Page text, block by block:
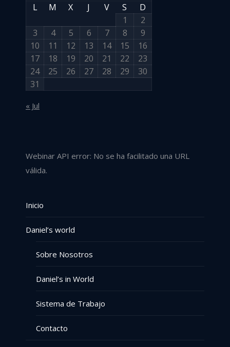
L
M X J V S
D
1
2
3
4 5 6 7 8
9
10
11 12 13 14 15
16
17
18 19 20 21 22
23
24
25 26 27 28 29
30
31
« Jul
Webinar API error: No se ha facilitado una URL
válida.
Inicio
Daniel’s world
Sobre Nosotros
Daniel’s in World
Sistema de Trabajo
Contacto